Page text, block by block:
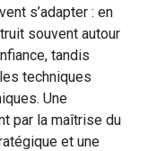
s’adapter : en
souvent autour
tandis
techniques
Une
par la maîtrise du
et une